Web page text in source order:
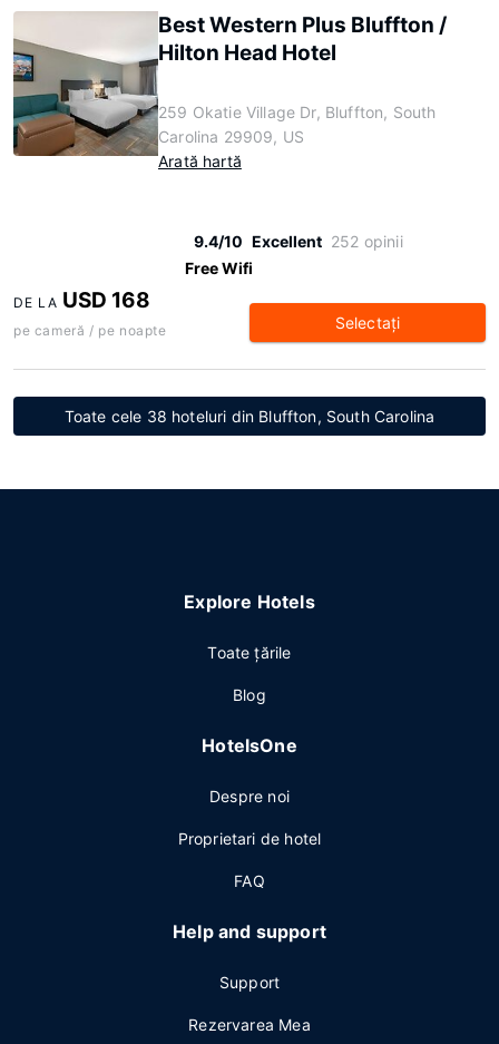
Best Western Plus Bluffton /
Hilton Head Hotel
259 Okatie Village Dr, Bluffton, South
Carolina 29909, US
Arată hartă
9.4/10 Excellent 252 opinii
Free Wifi
DE LA USD 168
pe cameră / pe noapte Selectaţi
Toate cele 38 hoteluri din Bluffton, South Carolina
Explore Hotels
Toate ţările
Blog
HotelsOne
Despre noi
Proprietari de hotel
FAQ
Help and support
Support
Rezervarea Mea